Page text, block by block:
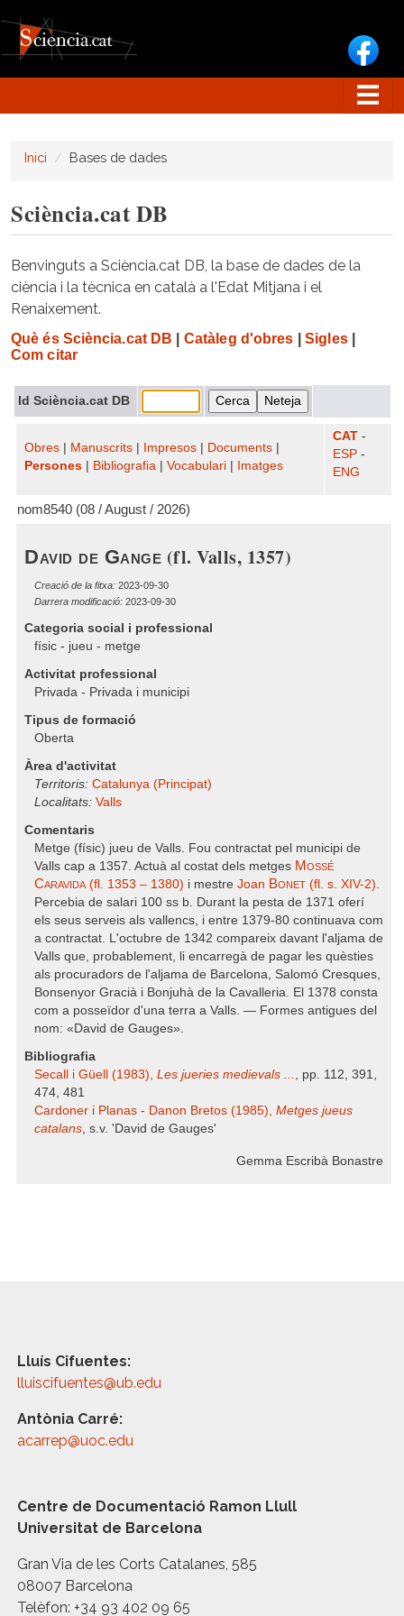
Inici Bases de dades
Sciència.cat DB
Benvinguts a Sciència.cat DB, la base de dades de la
ciència i la tècnica en català a l'Edat Mitjana i el
Renaixement.
Què és Sciència.cat DB Catàleg d'obres Sigles|
Com citar
Id Sciència.cat DB
Obres Manuscrits Impresos Documents
Persones
Bibliografia Vocabulari Imatges
CAT -
ESP -
ENG
nom8540 (08 / August / 2026)
David de Gange (fl. Valls, 1357)
Creació de la fitxa: 2023-09-30
Darrera modificació: 2023-09-30
Categoria social i professional
físic - jueu - metge
Activitat professional
Privada - Privada i municipi
Tipus de formació
Oberta
Àrea d'activitat
Territoris: Catalunya (Principat)
Localitats: Valls
Comentaris
Metge (físic) jueu de Valls. Fou contractat pel municipi de
Valls cap a 1357. Actuà al costat dels metges Mossé
Caravida(fl. 1353 – 1380) i mestre Joan Bonet (fl. s. XIV-2).
Percebia de salari 100 ss b. Durant la pesta de 1371 oferí
els seus serveis als vallencs, i entre 1379-80 continuava com
a contractat. L'octubre de 1342 compareix davant l'aljama de
Valls que, probablement, li encarregà de pagar les quèsties
als procuradors de l'aljama de Barcelona, Salomó Cresques,
Bonsenyor Gracià i Bonjuhà de la Cavalleria. El 1378 consta
com a posseïdor d'una terra a Valls. — Formes antigues del
nom: «David de Gauges».
Bibliografia
Secall i Güell (1983), Les jueries medievals ... , pp. 112, 391,
474, 481
Cardoner i Planas - Danon Bretos (1985), Metges jueus
catalans, s.v. 'David de Gauges'
Gemma Escribà Bonastre
Lluís Cifuentes:
lluiscifuentes@ub.edu
Antònia Carré:
acarrep@uoc.edu
Centre de Documentació Ramon Llull
Universitat de Barcelona
Gran Via de les Corts Catalanes, 585
08007 Barcelona
Telèfon: +34 93 402 09 65